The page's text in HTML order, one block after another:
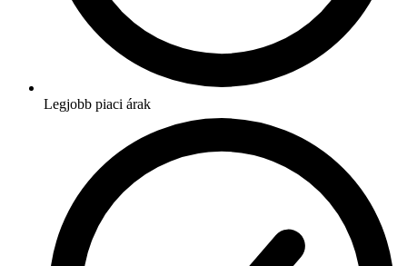
Legjobb piaci árak